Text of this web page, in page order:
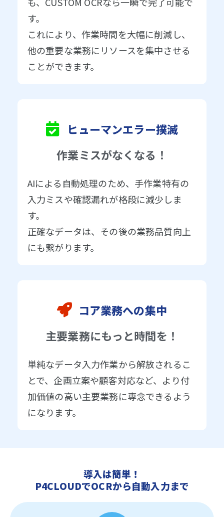
す。
これにより、作業時間を大幅に削減し、
他の重要な業務にリソースを集中させる
ことができます。
ヒューマンエラー撲滅
作業ミスがなくなる！
AIによる自動処理のため、手作業特有の
入力ミスや確認漏れが格段に減少しま
す。
正確なデータは、その後の業務品質向上
にも繋がります。
コア業務への集中
主要業務にもっと時間を！
単純なデータ入力作業から解放されるこ
とで、企画立案や顧客対応など、より付
加価値の高い主要業務に専念できるよう
になります。
導入は簡単！
P4CLOUDでOCRから自動入力まで